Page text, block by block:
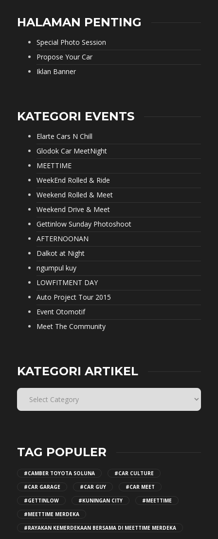
HALAMAN PENTING
Special Photo Session
Propose Your Car
Iklan Banner
KATEGORI EVENTS
Elarte Cars N Chill
Glodok Car MeetNight
MEETTIME
WeekEnd Rolled & Ride
Weekend Rolled & Meet
Weekend Drive & Meet
Gettinlow Sunday Photoshoot
AFTERNOONAN
Dalkot at Night
ngumpul kuy
LOWFITMENT DAY
Auto Project Tour 2015
Event Otomotif
Meet The Community
KATEGORI ARTIKEL
TAG POPULER
#CAMBER TOYOTA SOLUNA
#CAR CULTURE
#CAR GARAGE
#CAR GUY
#CAR MEET
#GETTINLOW
#KUNINGAN CITY
#MEETTIME
#MEETTIME MERDEKA
#RAYAKAN KEMERDEKAAN BERSAMA DI MEETTIME MERDEKA